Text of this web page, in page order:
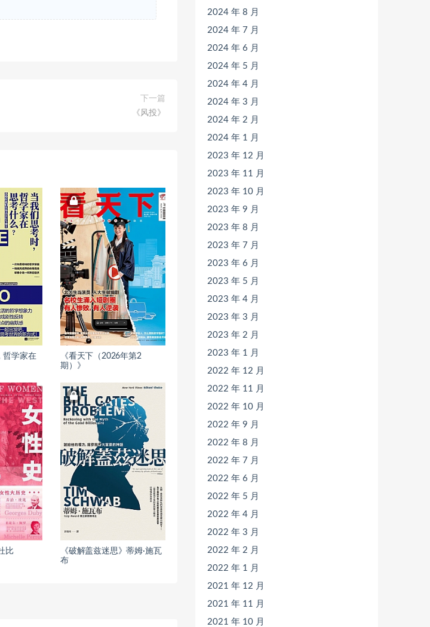
下一篇
《风投》
哲学家在
《看天下（2026年第2
期）》
比
《破解盖兹迷思》蒂姆·施瓦
布
2024 年 8 月
2024 年 7 月
2024 年 6 月
2024 年 5 月
2024 年 4 月
2024 年 3 月
2024 年 2 月
2024 年 1 月
2023 年 12 月
2023 年 11 月
2023 年 10 月
2023 年 9 月
2023 年 8 月
2023 年 7 月
2023 年 6 月
2023 年 5 月
2023 年 4 月
2023 年 3 月
2023 年 2 月
2023 年 1 月
2022 年 12 月
2022 年 11 月
2022 年 10 月
2022 年 9 月
2022 年 8 月
2022 年 7 月
2022 年 6 月
2022 年 5 月
2022 年 4 月
2022 年 3 月
2022 年 2 月
2022 年 1 月
2021 年 12 月
2021 年 11 月
2021 年 10 月